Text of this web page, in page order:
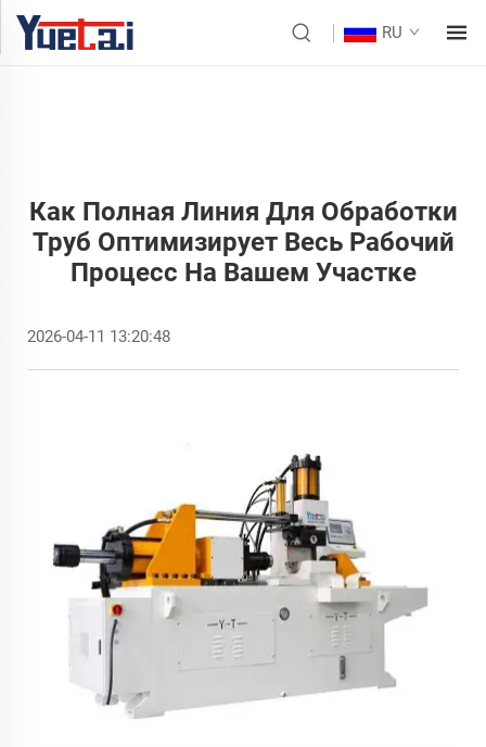
RU
Как Полная Линия Для Обработки
Труб Оптимизирует Весь Рабочий
Процесс На Вашем Участке
2026-04-11 13:20:48